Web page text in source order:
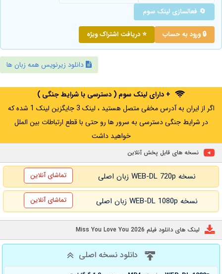
🔄 فعالسازی لینک سوم
🔒 ورود به حساب ⭐ دریافت اشتراک ویژه
دانلود زیرنویس همه زبان ها
+ دارای لینک سوم ( دسترسی با شرایط جنگی )
اگر از ایران به آدرس مخفی متصل هستید ، لینک 3 جایگزین لینک 1 شده که
در شرایط جنگی دسترسی به سرور ها رو حتی با قطع ارتباطات بین الملل
خواهید داشت
نسخه های قابل پخش آنلاین
نسخه WEB-DL 720p زبان اصلی تماشای آنلاین
نسخه WEB-DL 1080p زبان اصلی تماشای آنلاین
لینک های دانلود فیلم Miss You Love You 2026
دانلود نسخه اصلی